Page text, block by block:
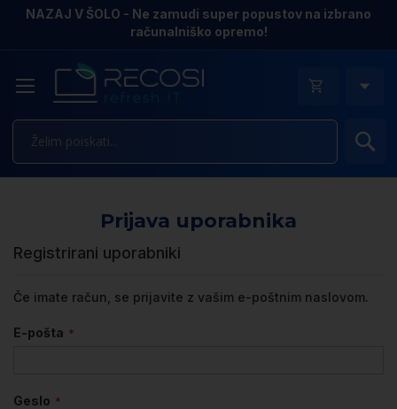
NAZAJ V ŠOLO - Ne zamudi super popustov na izbrano
računalniško opremo!
Prijava uporabnika
Registrirani uporabniki
Če imate račun, se prijavite z vašim e-poštnim naslovom.
E-pošta
Geslo